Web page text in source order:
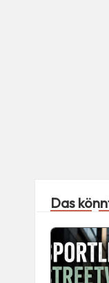
Das